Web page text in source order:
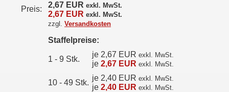
Preis: 2,67 EUR exkl. MwSt.
2,67 EUR exkl. MwSt.
zzgl. Versandkosten
Staffelpreise:
1 - 9 Stk.
je 2,67 EUR exkl. MwSt.
je 2,67 EUR exkl. MwSt.
10 - 49 Stk.
je 2,40 EUR exkl. MwSt.
je 2,40 EUR exkl. MwSt.